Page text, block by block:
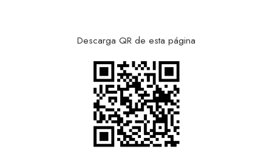
Descarga QR de esta página